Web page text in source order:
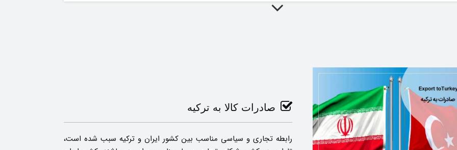
صادرات کالا به ترکیه
رابطه تجاری و سیاسی مناسب بین کشور ایران و ترکیه سبب شده است،